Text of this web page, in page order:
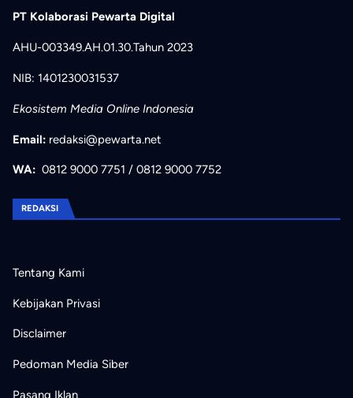
PT Kolaborasi Pewarta Digital
AHU-003349.AH.01.30.Tahun 2023
NIB: 1401230031537
Ekosistem Media Online Indonesia
Email: redaksi@pewarta.net
WA: 0812 9000 7751 / 0812 9000 7752
REDAKSI
Tentang Kami
Kebijakan Privasi
Disclaimer
Pedoman Media Siber
Pasang Iklan